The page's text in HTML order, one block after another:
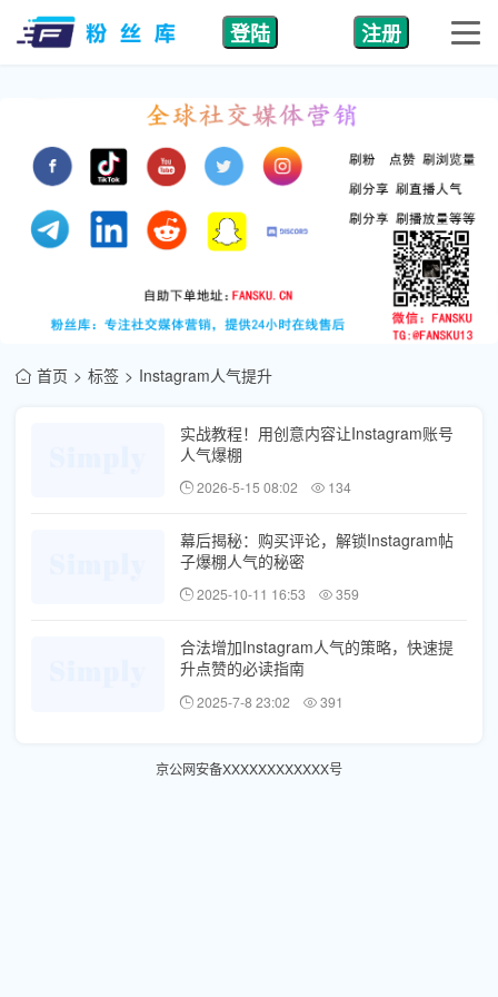
登陆 注册
首页 标签 Instagram人气提升
实战教程！用创意内容让Instagram账号
人气爆棚
2026-5-15 08:02 134
幕后揭秘：购买评论，解锁Instagram帖
子爆棚人气的秘密
2025-10-11 16:53 359
合法增加Instagram人气的策略，快速提
升点赞的必读指南
2025-7-8 23:02 391
京公网安备XXXXXXXXXXXX号